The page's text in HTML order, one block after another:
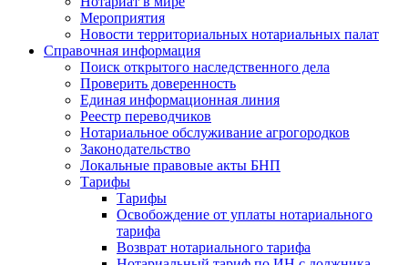
Мероприятия
Новости территориальных нотариальных палат
Справочная информация
Поиск открытого наследственного дела
Проверить доверенность
Единая информационная линия
Реестр переводчиков
Нотариальное обслуживание агрогородков
Законодательство
Локальные правовые акты БНП
Тарифы
Тарифы
Освобождение от уплаты нотариального
тарифа
Возврат нотариального тарифа